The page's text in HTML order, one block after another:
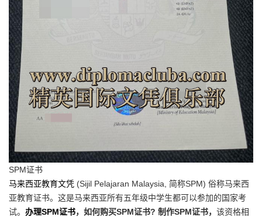
SPM证书
马来西亚教育文凭 (Sijil Pelajaran Malaysia, 简称SPM) 俗称马来西
亚教育证书。这是马来西亚所有五年级中学生都可以参加的国家考
试。 办理SPM证书，如何购买SPM证书? 制作SPM证书， 该资格相